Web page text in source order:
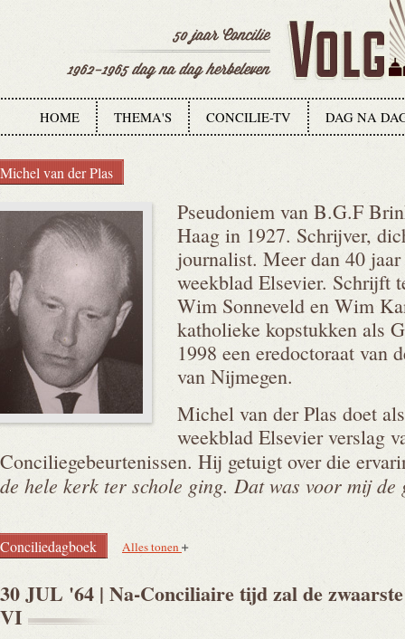
HOME THEMA'S CONCILIE-TV DAG NA
Michel van der Plas
Pseudoniem van B.G.F
Haag in 1927. Schrijver,
journalist. Meer dan 40
weekblad Elsevier. Schrijft
Wim Sonneveld en Wim
katholieke kopstukken als
1998 een eredoctoraat van
van Nijmegen.
Michel van der Plas doet
weekblad Elsevier verslag
Conciliegebeurtenissen. Hij getuigt over die
de hele kerk ter schole ging. Dat was voor mij de
Conciliedagboek Alles tonen
30 JUL '64 | Na-Conciliaire tijd zal de
VI